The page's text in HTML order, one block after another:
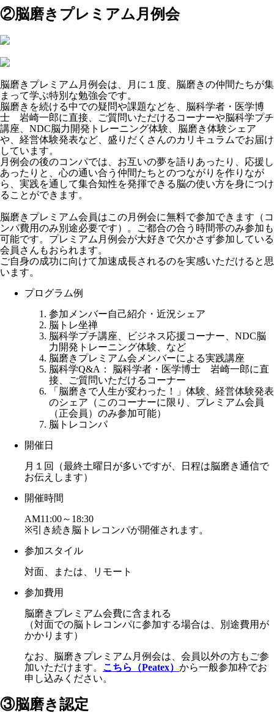
②脳磨きプレミアム月例会
脳磨きプレミアム月例会は、月に１度、脳磨きの仲間たちが集
まって学ぶ特別な勉強会です。
脳磨きを続ける中での疑問や課題などを、脳科学者・医学博
士 岩崎一郎に直接、ご質問いただけるコーナーや脳科学プチ
講座、NDC脳力開発トレーニング体験、脳磨き体験シェア
や、経営体験発表など、盛りだくさんのカリキュラムでお届け
しています。
月例会の後のコンパでは、お互いの夢を語りあったり、応援し
あったりと、心の通い合う仲間たちとのつながりを作りなが
ら、実践を通して集合知性を発揮できる脳の使い方を身につけ
ることができます。
脳磨きプレミアム会員はこの月例会に無料で参加できます（コ
ンパ費用のみ別途必要です）。ご都合の合う時間帯のみ参加も
可能です。プレミアム月例会が大好きで欠かさず参加している
会員さんもおられます。
ご自身の成功に向けて加速成長されるのを実感いただけると思
います。
プログラム例
参加メンバー自己紹介・近況シェア
脳トレ坐禅
脳科学プチ講座、ビジネス応援コーナー、NDC脳
力開発トレーニング体験、など
脳磨きプレミアム会メンバーによる実践講座
脳科学Q&A： 脳科学者・医学博士 岩崎一郎に直
接、ご質問いただけるコーナー
「脳磨きで人生が変わった！」体験、経営体験発表
のシェア（このコーナーに限り、プレミアム会員
（正会員）のみ参加可能）
脳トレコンパ
開催日
月１回（最終土曜日が多いですが、日程は脳磨き通信で
お伝えします）
開催時間
AM11:00～18:30
※引き続き脳トレコンパが開催されます。
参加スタイル
対面、または、リモート
参加費用
脳磨きプレミアム会費に含まれる
（対面での脳トレコンパに参加する場合は、別途費用が
かかります）
なお、脳磨きプレミアム月例会は、会員以外の方もご参
加いただけます。 こちら（Peatex） から一般参加枠でお
申し込みください。
③脳磨き認定